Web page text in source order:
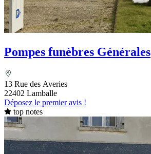
Pompes funèbres Générales
13 Rue des Averies
22402 Lamballe
Déposez le premier avis !
top notes